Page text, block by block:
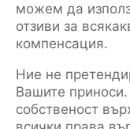
можем да
отзиви за
компенсация.
Ние не
Вашите приноси.
собственост